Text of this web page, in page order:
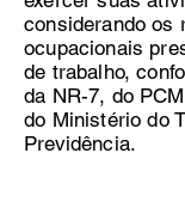
considerando os
ocupacionais
de trabalho,
da NR-7, do
do Ministério do
Previdência.